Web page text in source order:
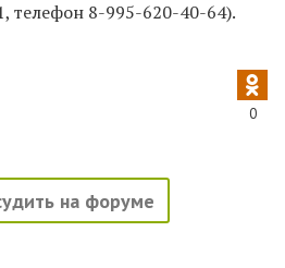
телефон 8-995-620-40-64).
0
на форуме